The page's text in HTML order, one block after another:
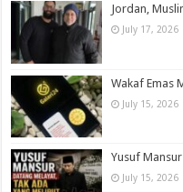
Jordan,
July 17, 2026
Wakaf Emas
July 15, 2026
Yusuf
July 15, 2026